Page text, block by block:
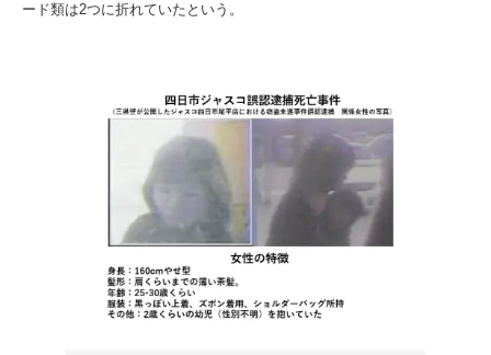
ード類は2つに折れていたという。